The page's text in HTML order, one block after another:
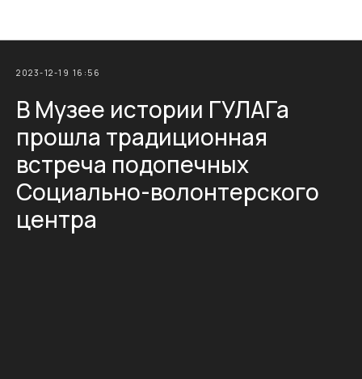
2023-12-19 16:56
В Музее истории ГУЛАГа
прошла традиционная
встреча подопечных
Социально-волонтерского
центра